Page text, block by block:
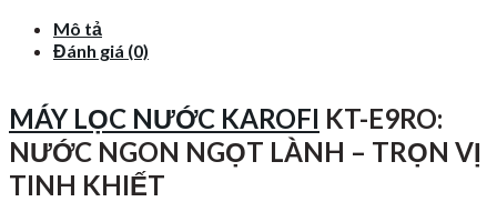
Mô tả
Đánh giá (0)
MÁY LỌC NƯỚC KAROFI KT-E9RO:
NƯỚC NGON NGỌT LÀNH – TRỌN VỊ
TINH KHIẾT